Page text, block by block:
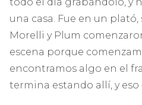
una casa. Fue en un plató,
Morelli y Plum
escena porque
encontramos algo en el
termina estando allí, y eso